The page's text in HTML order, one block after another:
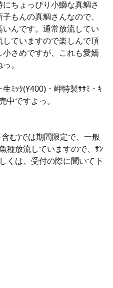
ちょっぴり小鰤な真鯛さ
もんの真鯛さんなので、
んです。通常放流してい
ていますので楽しんで頂
さめですが、これも愛嬌
。
ﾐｯｸ(¥400)・岬特製ｻｻﾐ・ｷ
中ですよっ。
含む)では期間限定で、一般
種放流していますので、ｻﾝ
くは、受付の際に聞いて下